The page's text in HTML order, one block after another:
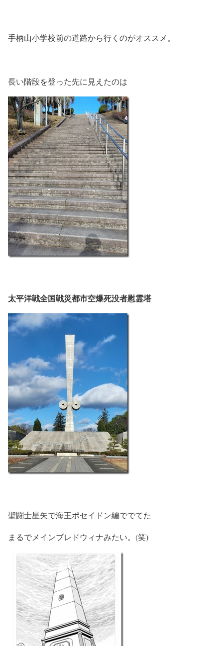
手柄山小学校前の道路から行くのがオススメ。
長い階段を登った先に見えたのは
太平洋戦全国戦災都市空爆死没者慰霊塔
聖闘士星矢で海王ポセイドン編ででてた
まるでメインブレドウィナみたい。(笑)